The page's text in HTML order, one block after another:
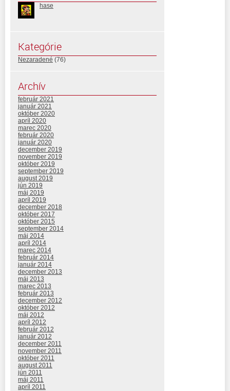
hase
Kategórie
Nezaradené (76)
Archív
február 2021
január 2021
október 2020
apríl 2020
marec 2020
február 2020
január 2020
december 2019
november 2019
október 2019
september 2019
august 2019
jún 2019
máj 2019
apríl 2019
december 2018
október 2017
október 2015
september 2014
máj 2014
apríl 2014
marec 2014
február 2014
január 2014
december 2013
máj 2013
marec 2013
február 2013
december 2012
október 2012
máj 2012
apríl 2012
február 2012
január 2012
december 2011
november 2011
október 2011
august 2011
jún 2011
máj 2011
apríl 2011